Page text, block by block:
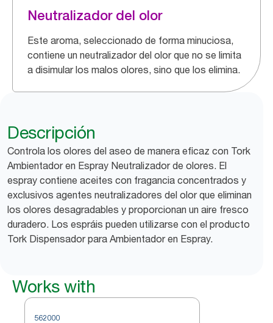
Neutralizador del olor
Este aroma, seleccionado de forma minuciosa,
contiene un neutralizador del olor que no se limita
a disimular los malos olores, sino que los elimina.
Descripción
Controla los olores del aseo de manera eficaz con Tork
Ambientador en Espray Neutralizador de olores. El
espray contiene aceites con fragancia concentrados y
exclusivos agentes neutralizadores del olor que eliminan
los olores desagradables y proporcionan un aire fresco
duradero. Los espráis pueden utilizarse con el producto
Tork Dispensador para Ambientador en Espray.
Works with
562000